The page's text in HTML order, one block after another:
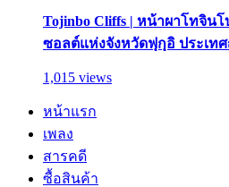
Tojinbo Cliffs | หน้าผาโทจิน
ซอลต์แห่งจังหวัดฟุกุอิ ประเท
1,015 views
หน้าแรก
เพลง
สารคดี
ซื้อสินค้า